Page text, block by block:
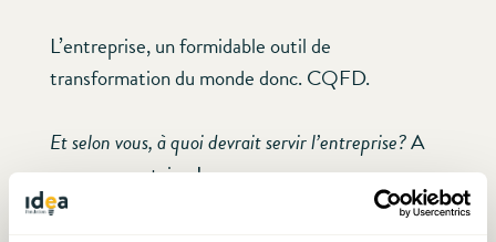
L’entreprise, un formidable outil de
transformation du monde donc. CQFD.
Et selon vous, à quoi devrait servir l’entreprise?A
vos commentaires!